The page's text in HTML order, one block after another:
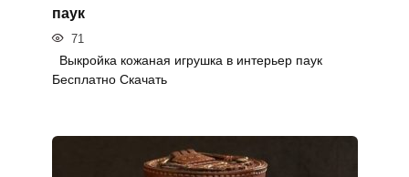
паук
71
Выкройка кожаная игрушка в интерьер паук
Бесплатно Скачать